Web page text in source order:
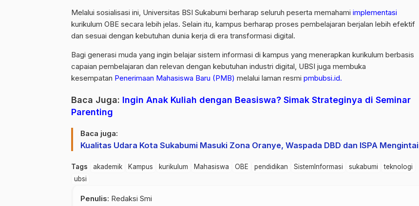
Melalui sosialisasi ini, Universitas BSI Sukabumi berharap seluruh peserta memahami implementasi
kurikulum OBE secara lebih jelas. Selain itu, kampus berharap proses pembelajaran berjalan lebih efektif
dan sesuai dengan kebutuhan dunia kerja di era transformasi digital.
Bagi generasi muda yang ingin belajar sistem informasi di kampus yang menerapkan kurikulum berbasis
capaian pembelajaran dan relevan dengan kebutuhan industri digital, UBSI juga membuka
kesempatan Penerimaan Mahasiswa Baru (PMB) melalui laman resmi pmbubsi.id.
Baca Juga: Ingin Anak Kuliah dengan Beasiswa? Simak Strateginya di Seminar
Parenting
Baca juga:
Kualitas Udara Kota Sukabumi Masuki Zona Oranye, Waspada DBD dan ISPA Mengintai
Tags akademik Kampus kurikulum Mahasiswa OBE pendidikan SistemInformasi sukabumi
teknologi
ubsi
Penulis: Redaksi Smi